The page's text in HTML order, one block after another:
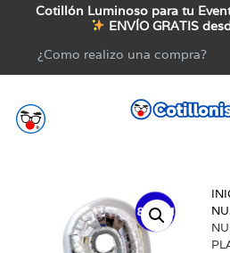
Cotillón Luminoso para tu
ENVÍO GRATIS
¿Como realizo una compra?